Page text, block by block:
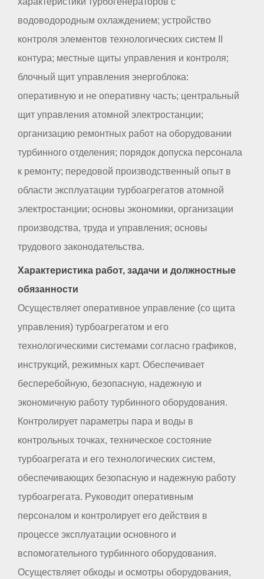
водоводородным охлаждением; устройство
контроля элементов технологических систем II
контура; местные щиты управления и контроля;
блочный щит управления энергоблока:
оперативную и не оперативну часть; центральный
щит управления атомной электростанции;
организацию ремонтных работ на оборудовании
турбинного отделения; порядок допуска персонала
к ремонту; передовой производственный опыт в
области эксплуатации турбоагрегатов атомной
электростанции; основы экономики, организации
производства, труда и управления; основы
трудового законодательства.
Характеристика работ, задачи и должностные
обязанности
Осуществляет оперативное управление (со щита
управления) турбоагрегатом и его
технологическими системами согласно графиков,
инструкций, режимных карт. Обеспечивает
бесперебойную, безопасную, надежную и
экономичную работу турбинного оборудования.
Контролирует параметры пара и воды в
контрольных точках, техническое состояние
турбоагрегата и его технологических систем,
обеспечивающих безопасную и надежную работу
турбоагрегата. Руководит оперативным
персоналом и контролирует его действия в
процессе эксплуатации основного и
вспомогательного турбинного оборудования.
Осуществляет обходы и осмотры оборудования,